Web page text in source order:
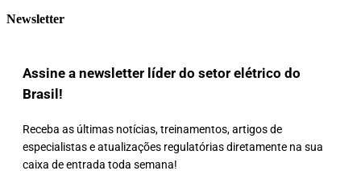
Newsletter
Assine a newsletter líder do setor elétrico do
Brasil!
Receba as últimas notícias, treinamentos, artigos de
especialistas e atualizações regulatórias diretamente na sua
caixa de entrada toda semana!